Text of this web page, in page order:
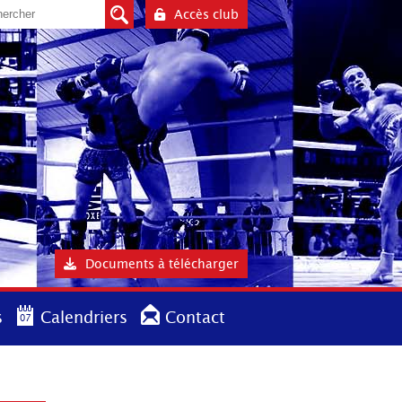
Accès club
Documents à télécharger
Calendriers Contact